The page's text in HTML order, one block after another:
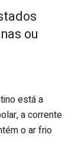
ou
está a
a corrente
o ar frio